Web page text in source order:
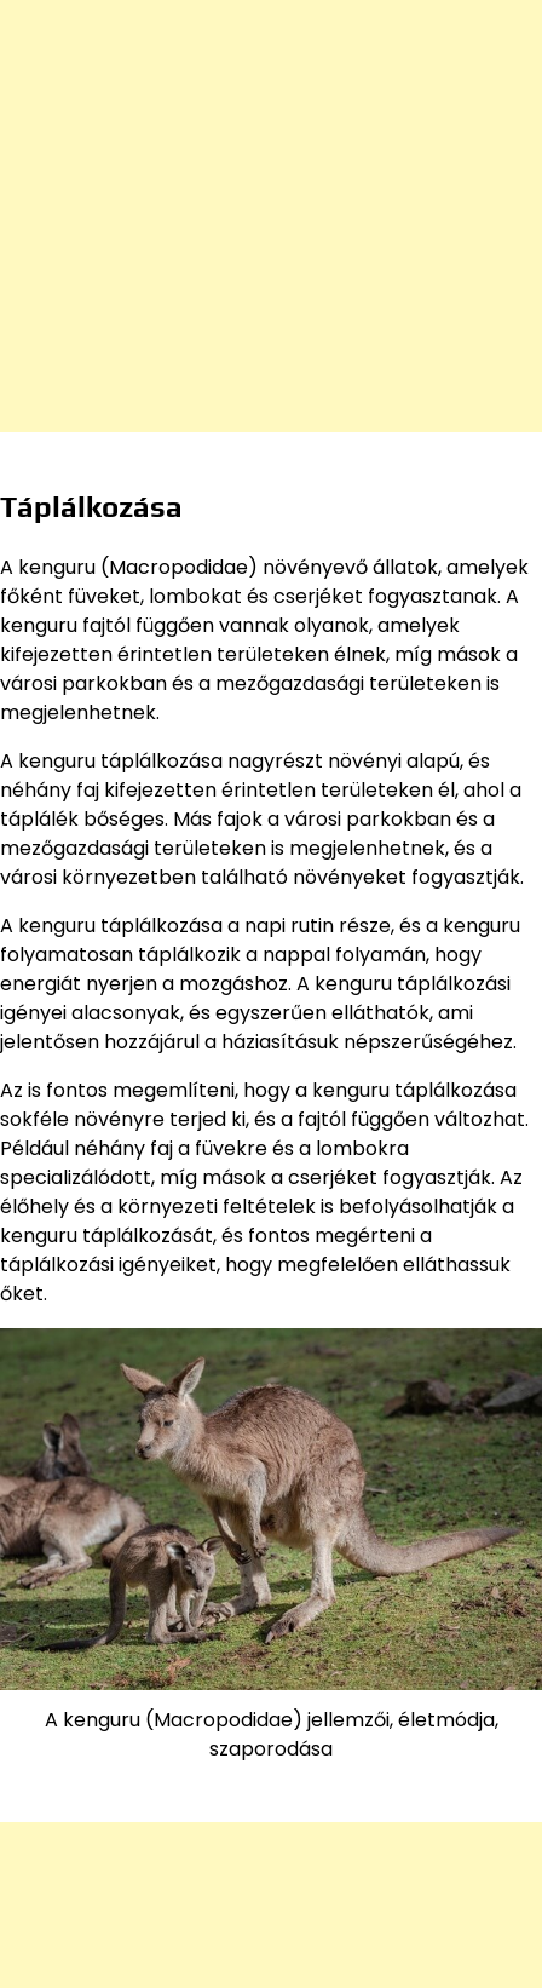
Táplálkozása
A kenguru (Macropodidae) növényevő állatok, amelyek
főként füveket, lombokat és cserjéket fogyasztanak. A
kenguru fajtól függően vannak olyanok, amelyek
kifejezetten érintetlen területeken élnek, míg mások a
városi parkokban és a mezőgazdasági területeken is
megjelenhetnek.
A kenguru táplálkozása nagyrészt növényi alapú, és
néhány faj kifejezetten érintetlen területeken él, ahol a
táplálék bőséges. Más fajok a városi parkokban és a
mezőgazdasági területeken is megjelenhetnek, és a
városi környezetben található növényeket fogyasztják.
A kenguru táplálkozása a napi rutin része, és a kenguru
folyamatosan táplálkozik a nappal folyamán, hogy
energiát nyerjen a mozgáshoz. A kenguru táplálkozási
igényei alacsonyak, és egyszerűen elláthatók, ami
jelentősen hozzájárul a háziasításuk népszerűségéhez.
Az is fontos megemlíteni, hogy a kenguru táplálkozása
sokféle növényre terjed ki, és a fajtól függően változhat.
Például néhány faj a füvekre és a lombokra
specializálódott, míg mások a cserjéket fogyasztják. Az
élőhely és a környezeti feltételek is befolyásolhatják a
kenguru táplálkozását, és fontos megérteni a
táplálkozási igényeiket, hogy megfelelően elláthassuk
őket.
A kenguru (Macropodidae) jellemzői, életmódja,
szaporodása